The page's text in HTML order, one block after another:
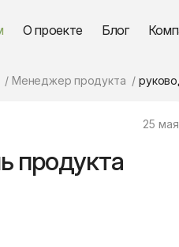
О проекте Блог
Менеджер продукта
25 мая
продукта